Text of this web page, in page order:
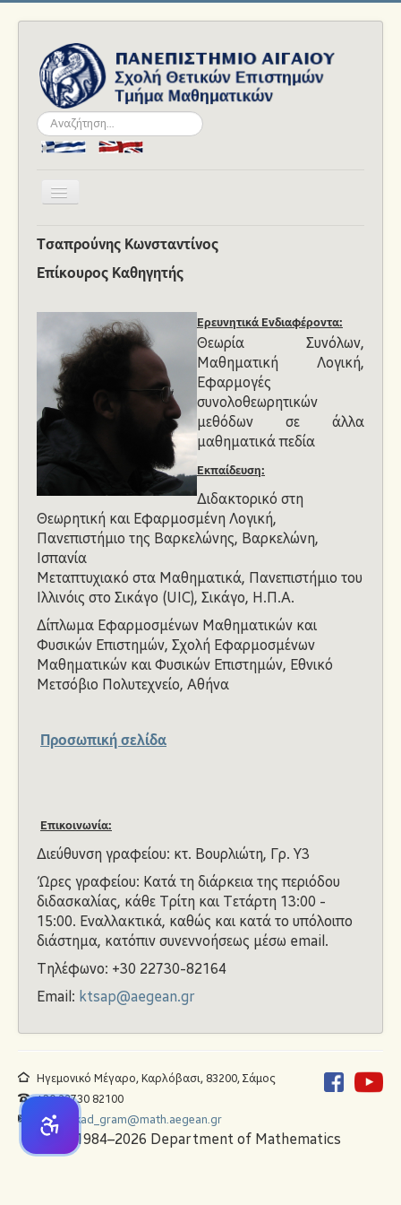
Αναζήτηση...
Εναλλαγή
Αρχική
Το Τμήμα
Σπουδές
Ακαδημαϊκά
Νέα και Εκδηλώσεις
Ανακοινώσεις
Τσαπρούνης Κωνσταντίνος
Επίκουρος Καθηγητής
Ερευνητικά Ενδιαφέροντα:
Θεωρία Συνόλων,
Μαθηματική Λογική,
Εφαρμογές
συνολοθεωρητικών
μεθόδων σε άλλα
μαθηματικά πεδία
Εκπαίδευση:
Διδακτορικό στη
Θεωρητική και Εφαρμοσμένη Λογική,
Πανεπιστήμιο της Βαρκελώνης, Βαρκελώνη,
Ισπανία
Μεταπτυχιακό στα Μαθηματικά, Πανεπιστήμιο του
Ιλλινόις στο Σικάγο (UIC), Σικάγο, Η.Π.Α.
Δίπλωμα Εφαρμοσμένων Μαθηματικών και
Φυσικών Επιστημών, Σχολή Εφαρμοσμένων
Μαθηματικών και Φυσικών Επιστημών, Εθνικό
Μετσόβιο Πολυτεχνείο, Αθήνα
Προσωπική σελίδα
Επικοινωνία:
Διεύθυνση γραφείου: κτ. Βουρλιώτη, Γρ. Υ3
Ώρες γραφείου: Κατά τη διάρκεια της περιόδου
διδασκαλίας, κάθε Τρίτη και Τετάρτη 13:00 -
15:00. Εναλλακτικά, καθώς και κατά το υπόλοιπο
διάστημα, κατόπιν συνεννοήσεως μέσω email.
Τηλέφωνο: +30 22730-82164
Email: ktsap@aegean.gr
Ηγεμονικό Μέγαρο, Καρλόβασι, 83200, Σάμος
+30 22730 82100
math_akad_gram@math.aegean.gr
© 1984–2026 Department of Mathematics